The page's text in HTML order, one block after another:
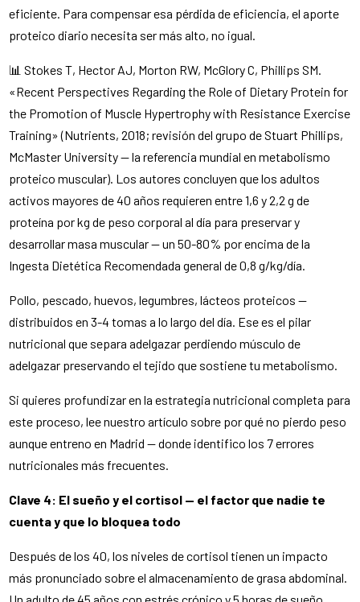
eficiente. Para compensar esa pérdida de eficiencia, el aporte
proteico diario necesita ser más alto, no igual.
📊 Stokes T, Hector AJ, Morton RW, McGlory C, Phillips SM.
«Recent Perspectives Regarding the Role of Dietary Protein for
the Promotion of Muscle Hypertrophy with Resistance Exercise
Training» (Nutrients, 2018; revisión del grupo de Stuart Phillips,
McMaster University — la referencia mundial en metabolismo
proteico muscular). Los autores concluyen que los adultos
activos mayores de 40 años requieren entre 1,6 y 2,2 g de
proteína por kg de peso corporal al día para preservar y
desarrollar masa muscular — un 50-80% por encima de la
Ingesta Dietética Recomendada general de 0,8 g/kg/día.
Pollo, pescado, huevos, legumbres, lácteos proteicos —
distribuidos en 3-4 tomas a lo largo del día. Ese es el pilar
nutricional que separa adelgazar perdiendo músculo de
adelgazar preservando el tejido que sostiene tu metabolismo.
Si quieres profundizar en la estrategia nutricional completa para
este proceso, lee nuestro artículo sobre por qué no pierdo peso
aunque entreno en Madrid — donde identifico los 7 errores
nutricionales más frecuentes.
Clave 4: El sueño y el cortisol — el factor que nadie te
cuenta y que lo bloquea todo
Después de los 40, los niveles de cortisol tienen un impacto
más pronunciado sobre el almacenamiento de grasa abdominal.